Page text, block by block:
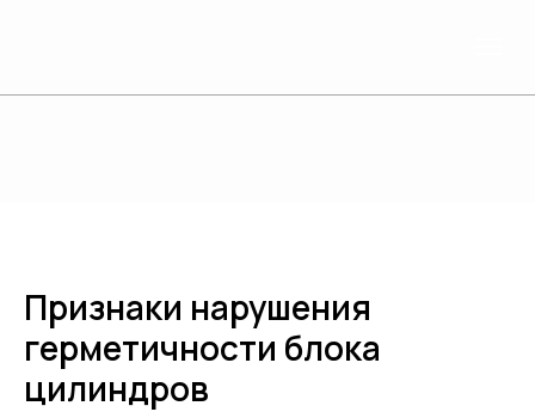
Признаки нарушения
герметичности блока
цилиндров